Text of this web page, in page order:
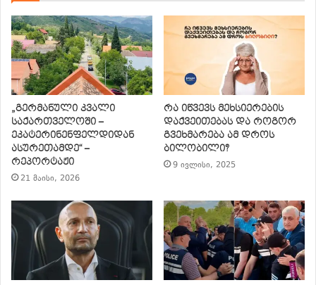
„გერმანული კვალი
საქართველოში –
ეკატერინენფელდიდან
ასურეთამდე“ –
რეპორტაჟი
21 მაისი, 2026
რა იწვევს მეხსიერების
დაქვეითებას და როგორ
გვეხმარება ამ დროს
ბილობილი?
9 ივლისი, 2025